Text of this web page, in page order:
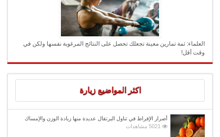
العلماء: ثمة تمارين معينة تجعلك تحصل على النتائج المرغوبة نفسها ولكن في
وقت أقل!
اكثر المواضيع زيارة
أضرار الإفراط في تناول البرتقال عديدة منها زيادة الوزن والإمساك
5021 مشاهدات